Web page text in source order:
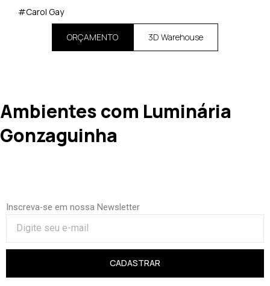
#Carol Gay
ORÇAMENTO 3D Warehouse
Ambientes com Luminária
Gonzaguinha
Inscreva-se em nossa Newsletter
CADASTRAR